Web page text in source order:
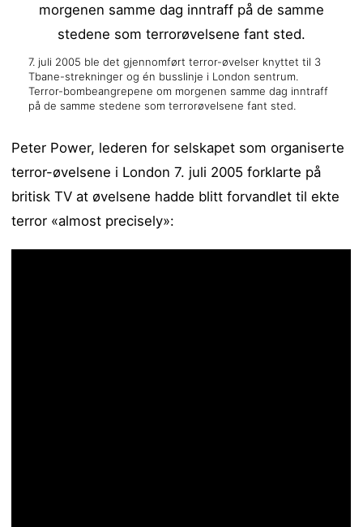
7. juli 2005 ble det gjennomført terror-øvelser knyttet til 3
Tbane-strekninger og én busslinje i London sentrum.
Terror-bombeangrepene om morgenen samme dag inntraff
på de samme stedene som terrorøvelsene fant sted.
Peter Power, lederen for selskapet som organiserte
terror-øvelsene i London 7. juli 2005 forklarte på
britisk TV at øvelsene hadde blitt forvandlet til ekte
terror «almost precisely»: